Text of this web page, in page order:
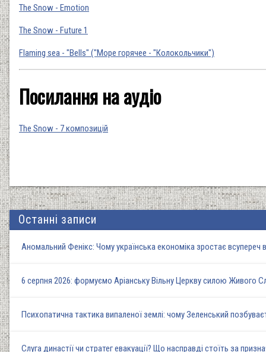
The Snow - Emotion
The Snow - Future 1
Flaming sea - "Bells" ("Море горячее - "Колокольчики")
Посилання на аудіо
The Snow - 7 композицій
Останні записи
Аномальний Фенікс: Чому українська економіка зростає всупереч
6 серпня 2026: формуємо Аріанську Вільну Церкву силою Живого
Психопатична тактика випаленої землі: чому Зеленський
Слуга династії чи стратег евакуації? Що насправді стоїть за